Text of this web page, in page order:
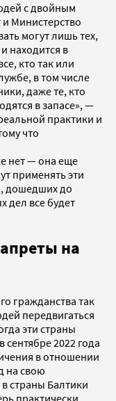
с двойным
и Министерство
могут лишь тех,
находится в
кто так или
в том числе
даже те, кто
в запасе», —
практики и
что
нет — она еще
применять эти
дошедших до
дел все будет
на
гражданства так
передвигаться
эти страны
2022 года
в отношении
на свою
страны Балтики
практически